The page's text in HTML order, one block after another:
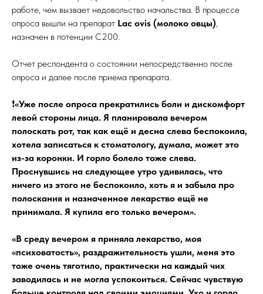
работе, чем вызвает недовольство начальства. В процессе
опроса вышли на препарат Lac ovis (молоко овцы),
назначен в потенции С200.
Отчет респондента о состоянии непосредственно после
опроса и далее после приема препарата.
❗️«Уже после опроса прекратились боли и дискомфорт
левой стороны лица. Я планировала вечером
полоскать рот, так как ещё и десна слева беспокоила,
хотела записаться к стоматологу, думала, может это
из-за коронки. И горло болело тоже слева.
Проснувшись на следующее утро удивилась, что
ничего из этого не беспокоило, хоть я и забыла про
полоскания и назначенное лекарство ещё не
принимала. Я купила его только вечером».
«В среду вечером я приняла лекарство, моя
«психоватость», раздражительность ушли, меня это
тоже очень тяготило, практически на каждый чих
заводилась и не могла успокоиться. Сейчас чувствую